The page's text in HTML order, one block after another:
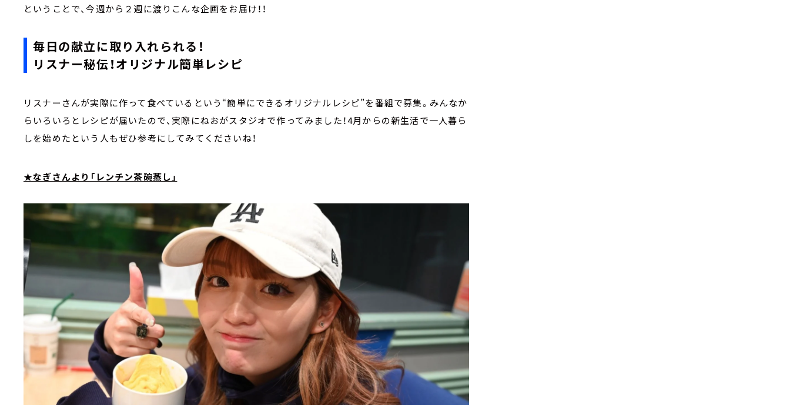
ということで、今週から２週に渡りこんな企画をお届け！！
毎日の献立に取り入れられる！
リスナー秘伝！オリジナル簡単レシピ
リスナーさんが実際に作って食べているという“簡単にできるオリジナルレシピ”を番組で募集。みんなか
らいろいろとレシピが届いたので、実際にねおがスタジオで作ってみました！4月からの新生活で一人暮ら
しを始めたという人もぜひ参考にしてみてくださいね！
★なぎさんより「レンチン茶碗蒸し」